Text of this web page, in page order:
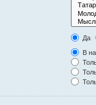
Да
В